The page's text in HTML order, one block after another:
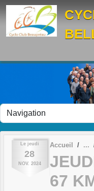
Le jeudi
28
NOV. 2024
Accueil
67
Panneau de gestion des